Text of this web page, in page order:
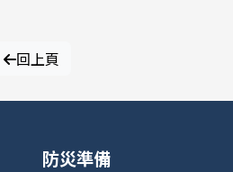
回上頁
防災準備